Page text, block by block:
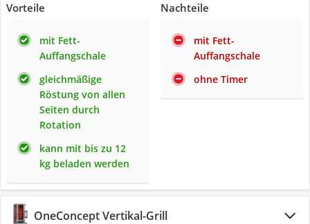
Vorteile
mit Fett-
Auffangschale
gleichmäßige
Röstung von allen
Seiten durch
Rotation
kann mit bis zu 12
kg beladen werden
Nachteile
mit Fett-
Auffangschale
ohne Timer
OneConcept Vertikal-Grill